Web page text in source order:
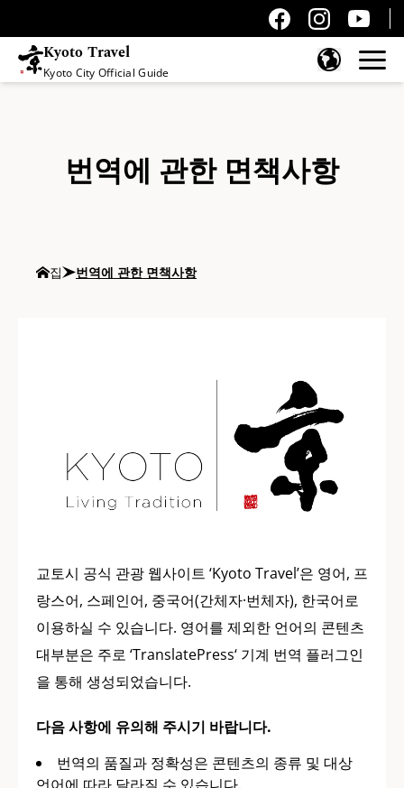
Kyoto Travel
Kyoto City Official Guide
번역에 관한 면책사항
집 번역에 관한 면책사항
교토시 공식 관광 웹사이트 ‘Kyoto Travel’은 영어, 프
랑스어, 스페인어, 중국어(간체자·번체자), 한국어로
이용하실 수 있습니다. 영어를 제외한 언어의 콘텐츠
대부분은 주로 ‘TranslatePress‘ 기계 번역 플러그인
을 통해 생성되었습니다.
다음 사항에 유의해 주시기 바랍니다.
번역의 품질과 정확성은 콘텐츠의 종류 및 대상